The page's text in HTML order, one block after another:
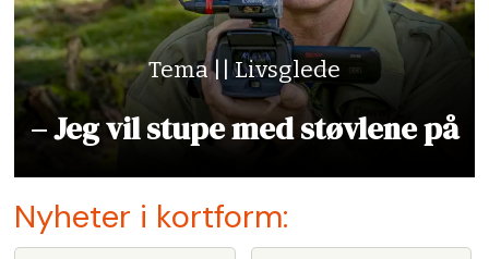
Tema || Livsglede
– Jeg vil stupe med støvlene på
Nyheter i kortform: